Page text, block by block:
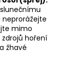
neprorážejte
mimo
hoření
žhavé